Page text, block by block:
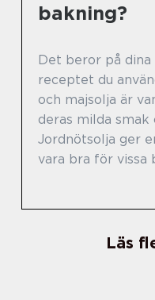
bakning?
Det beror på
receptet du
och majsolja är
deras milda smak
Jordnötsolja ger
vara bra för vissa
Läs